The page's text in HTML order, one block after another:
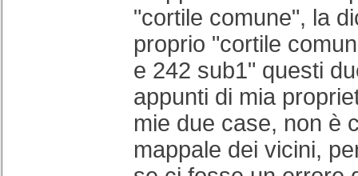
"cortile comune", la
proprio "cortile
e 242 sub1" questi
appunti di mia
mie due case, non è
mappale dei vicini,